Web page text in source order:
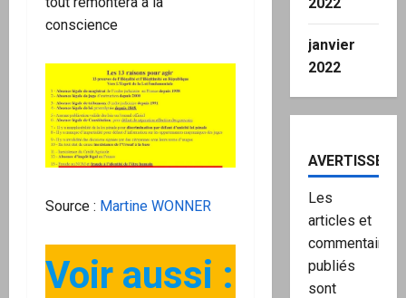
conscience
Source : Martine WONNER
Voir aussi :
janvier
2022
Les
articles et
commentaires
publiés
sont